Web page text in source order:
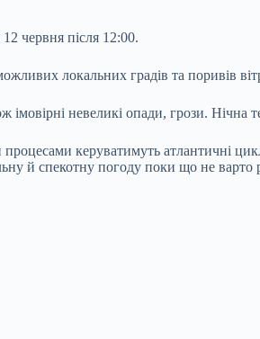
червня після 12:00.
локальних градів та поривів
невеликі опади, грози.
керуватимуть атлантичні
й спекотну погоду поки що не